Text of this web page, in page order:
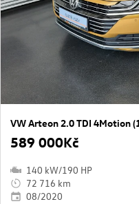
589 000Kč
140 kW/190 HP
72 716 km
08/2020